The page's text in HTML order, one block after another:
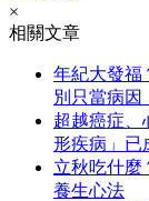
×
相關文章
年紀大發福
別只當病因
超越癌症、
形疾病」已
立秋吃什麼
養生心法